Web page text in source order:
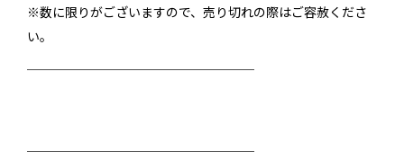
※数に限りがございますので、売り切れの際はご容赦くださ
い。
──────────────────
──────────────────